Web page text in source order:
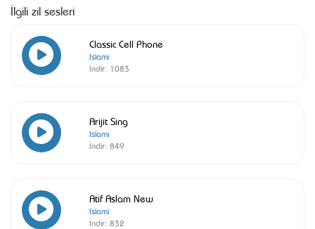
İlgili zil sesleri
Classic Cell Phone
Islami
İndir: 1083
Arijit Sing
Islami
İndir: 849
Atif Aslam New
Islami
İndir: 832